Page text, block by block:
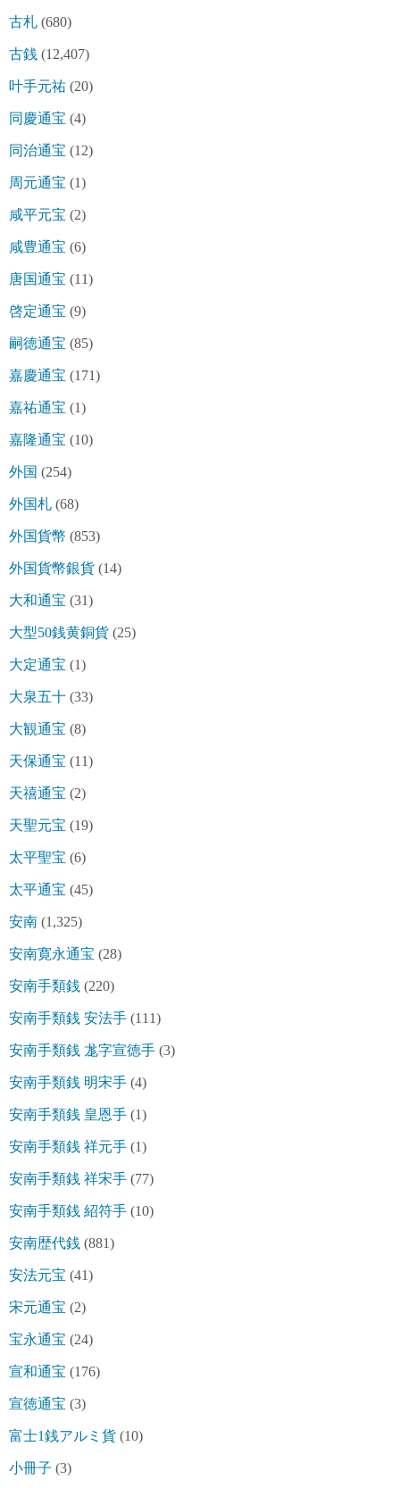
古札 (680)
古銭 (12,407)
叶手元祐 (20)
同慶通宝 (4)
同治通宝 (12)
周元通宝 (1)
咸平元宝 (2)
咸豊通宝 (6)
唐国通宝 (11)
啓定通宝 (9)
嗣徳通宝 (85)
嘉慶通宝 (171)
嘉祐通宝 (1)
嘉隆通宝 (10)
外国 (254)
外国札 (68)
外国貨幣 (853)
外国貨幣銀貨 (14)
大和通宝 (31)
大型50銭黄銅貨 (25)
大定通宝 (1)
大泉五十 (33)
大観通宝 (8)
天保通宝 (11)
天禧通宝 (2)
天聖元宝 (19)
太平聖宝 (6)
太平通宝 (45)
安南 (1,325)
安南寛永通宝 (28)
安南手類銭 (220)
安南手類銭 安法手 (111)
安南手類銭 尨字宣徳手 (3)
安南手類銭 明宋手 (4)
安南手類銭 皇恩手 (1)
安南手類銭 祥元手 (1)
安南手類銭 祥宋手 (77)
安南手類銭 紹符手 (10)
安南歴代銭 (881)
安法元宝 (41)
宋元通宝 (2)
宝永通宝 (24)
宣和通宝 (176)
宣徳通宝 (3)
富士1銭アルミ貨 (10)
小冊子 (3)